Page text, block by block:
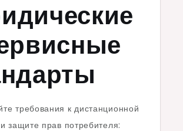
требования к дистанционной
защите прав потребителя: